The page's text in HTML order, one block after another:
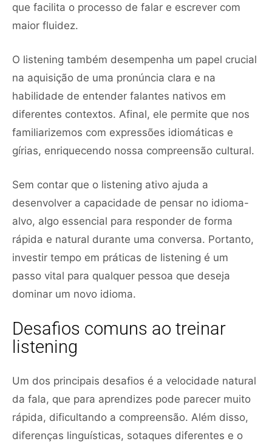
que facilita o processo de falar e escrever com
maior fluidez.
O listening também desempenha um papel crucial
na aquisição de uma pronúncia clara e na
habilidade de entender falantes nativos em
diferentes contextos. Afinal, ele permite que nos
familiarizemos com expressões idiomáticas e
gírias, enriquecendo nossa compreensão cultural.
Sem contar que o listening ativo ajuda a
desenvolver a capacidade de pensar no idioma-
alvo, algo essencial para responder de forma
rápida e natural durante uma conversa. Portanto,
investir tempo em práticas de listening é um
passo vital para qualquer pessoa que deseja
dominar um novo idioma.
Desafios comuns ao treinar
listening
Um dos principais desafios é a velocidade natural
da fala, que para aprendizes pode parecer muito
rápida, dificultando a compreensão. Além disso,
diferenças linguísticas, sotaques diferentes e o